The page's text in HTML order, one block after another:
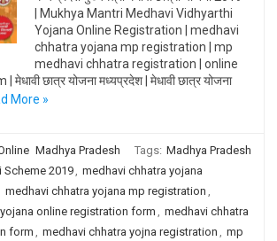
| Mukhya Mantri Medhavi Vidhyarthi
Yojana Online Registration | medhavi
chhatra yojana mp registration | mp
medhavi chhatra registration | online
छात्र योजना मध्यप्रदेश | मेधावी छात्र योजना
More »
Madhya Pradesh Tags: Madhya Pradesh
Scheme 2019, medhavi chhatra yojana
medhavi chhatra yojana mp registration ,
online registration form , medhavi chhatra
form , medhavi chhatra yojna registration , mp